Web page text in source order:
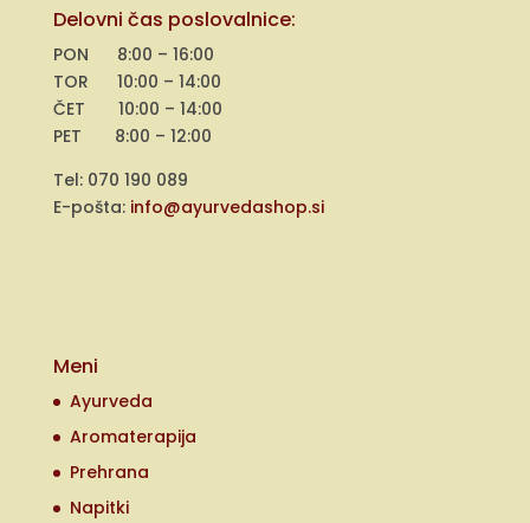
Delovni čas poslovalnice:
PON 8:00 – 16:00
TOR 10:00 – 14:00
ČET 10:00 – 14:00
PET 8:00 – 12:00
Tel: 070 190 089
E-pošta: info@ayurvedashop.si
Meni
Ayurveda
Aromaterapija
Prehrana
Napitki